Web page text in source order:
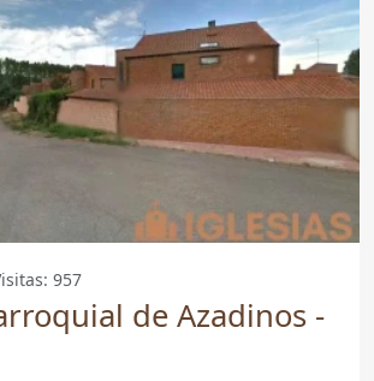
957
de Azadinos -